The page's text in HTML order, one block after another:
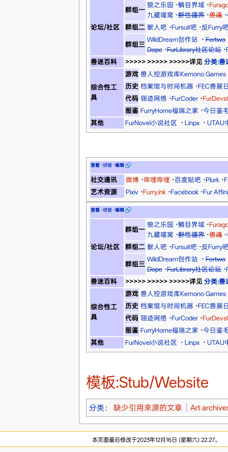
论坛/社区
群组一
狼之乐园 ·鳞目界域 ·
九藏喵窝 ·野性疆界·兽魂·
群组二 獸人吧 ·Fursuit吧 ·反Furry
群组三
WildDream创作站 · Fertwo
Dope·FurLibrary社区论坛·
兽迷百科
>>>>> >>>>> >>>>>详见 分类:兽
综合性工
具
游戏 兽人控游戏库Kemono Games
历史 档案馆与时间机器 ·FEC兽展
代码 翎迹网络 ·FurCoder·
图鉴 FurryHome福瑞之家 ·今日鉴
其他
FurNovel小说社区 · Linpx · UTAU
查看·讨论·编辑
社交通讯 微博 ·哔哩哔哩 ·百度贴吧 ·Plurk·
艺术资源
Pixiv·Furry.ink·Facebook·Fur
查看·讨论·编辑
论坛/社区
群组一
狼之乐园 ·鳞目界域 ·
九藏喵窝 ·野性疆界·兽魂·
群组二 獸人吧 ·Fursuit吧 ·反Furry
群组三
WildDream创作站 · Fertwo
Dope·FurLibrary社区论坛·
兽迷百科
>>>>> >>>>> >>>>>详见 分类:兽
综合性工
具
游戏 兽人控游戏库Kemono Games
历史 档案馆与时间机器 ·FEC兽展
代码 翎迹网络 ·FurCoder·
图鉴 FurryHome福瑞之家 ·今日鉴
其他
FurNovel小说社区 · Linpx · UTAU
模板:Stub/Website
分类 ： 缺少引用來源的文章 Art
本页面最后修改于2023年12月16日 (星期六) 22:27。